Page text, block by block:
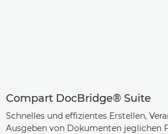
Compart DocBridge® Suite
Schnelles und effizientes Erstellen,
Ausgeben von Dokumenten jeglichen